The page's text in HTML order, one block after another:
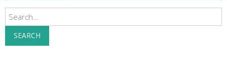
Search
SEARCH